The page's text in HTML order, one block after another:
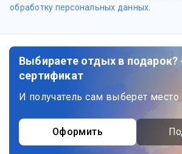
обработку персональных данных
Выбираете отдых в
сертификат
И получатель сам выберет место
Оформить